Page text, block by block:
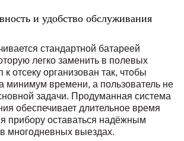
и удобство обслуживания
стандартной батареей
легко заменить в полевых
к отсеку организован так, чтобы
минимум времени, а пользователь не
задачи. Продуманная система
обеспечивает длительное время
прибору оставаться надёжным
многодневных выездах.